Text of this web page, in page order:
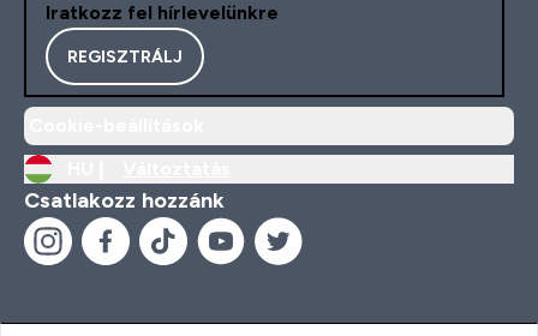
Iratkozz fel hírlevelünkre
REGISZTRÁLJ
Csatlakozz hozzánk